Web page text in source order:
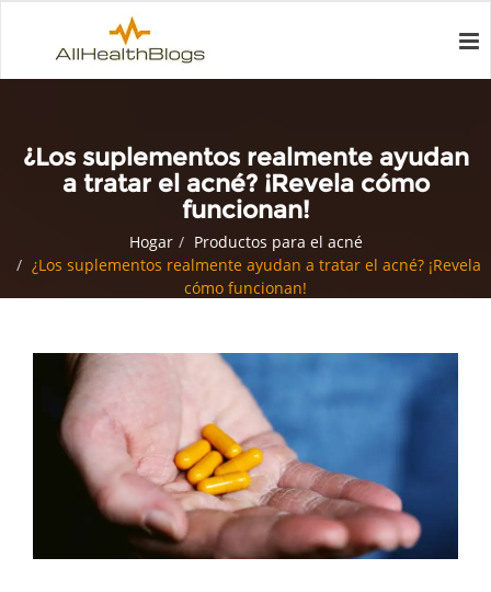
¿Los suplementos realmente ayudan
a tratar el acné? ¡Revela cómo
funcionan!
Hogar
Productos para el acné
¿Los suplementos realmente ayudan a tratar el acné? ¡Revela
cómo funcionan!